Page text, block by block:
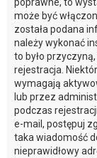
może być
została podana
należy wykonać
to było
rejestracja.
wymagają
lub przez
podczas
e-mail, postępuj
taka wiadomość
nieprawidłowy